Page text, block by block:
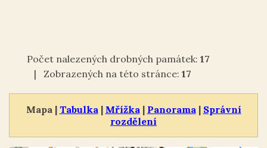
Počet nalezených drobných památek: 17
| Zobrazených na této stránce: 17
Mapa | Tabulka | Mřížka | Panorama | Správní
rozdělení